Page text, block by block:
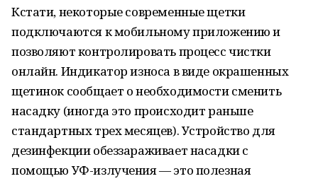
Кстати, некоторые современные щетки
подключаются к мобильному приложению и
позволяют контролировать процесс чистки
онлайн. Индикатор износа в виде окрашенных
щетинок сообщает о необходимости сменить
насадку (иногда это происходит раньше
стандартных трех месяцев). Устройство для
дезинфекции обеззараживает насадки с
помощью УФ-излучения — это полезная